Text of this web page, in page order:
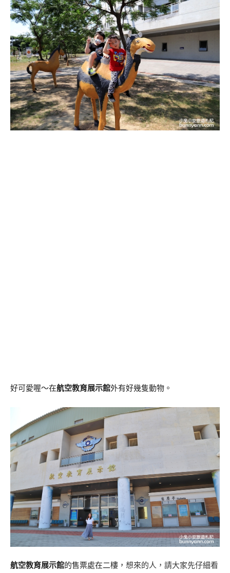
好可愛喔～在航空教育展示館外有好幾隻動物。
航空教育展示館的售票處在二樓， 想來的人，請大家先仔細看